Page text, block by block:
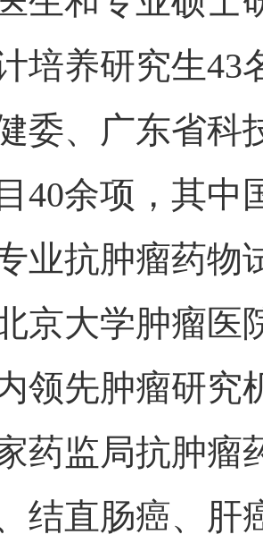
培养研究生43
委、广东省科
40余项，其中
业抗肿瘤药物
京大学肿瘤医
领先肿瘤研究
药监局抗肿瘤
结直肠癌、肝